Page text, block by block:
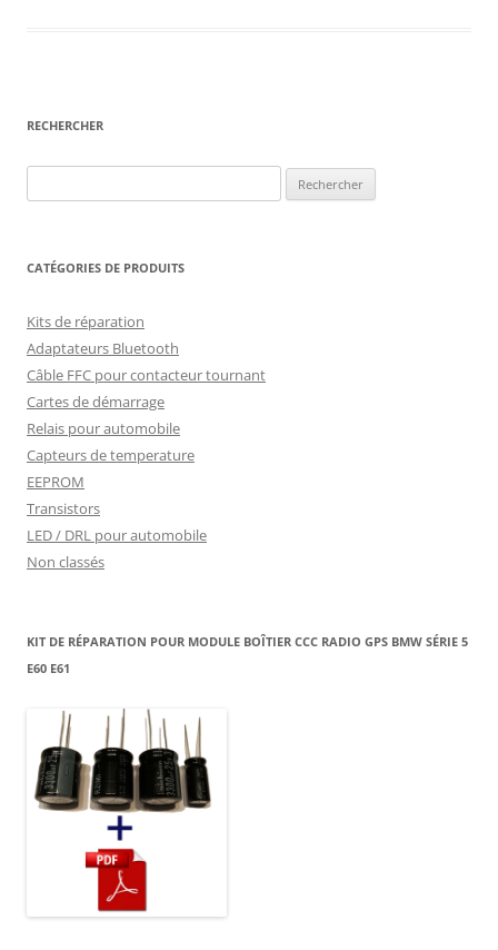
RECHERCHER
CATÉGORIES DE PRODUITS
Kits de réparation
Adaptateurs Bluetooth
Câble FFC pour contacteur tournant
Cartes de démarrage
Relais pour automobile
Capteurs de temperature
EEPROM
Transistors
LED / DRL pour automobile
Non classés
KIT DE RÉPARATION POUR MODULE BOÎTIER CCC RADIO GPS BMW SÉRIE 5
E60 E61